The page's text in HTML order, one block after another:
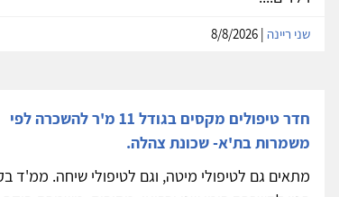
שני ריינה
חדר טיפולים מקסים בגודל 11 מ'ר להשכרה לפי
משמרות בת'א- שכונת צהלה.
מתאים גם לטיפולי מיטה, וגם לטיפולי שיחה. ממ'ד